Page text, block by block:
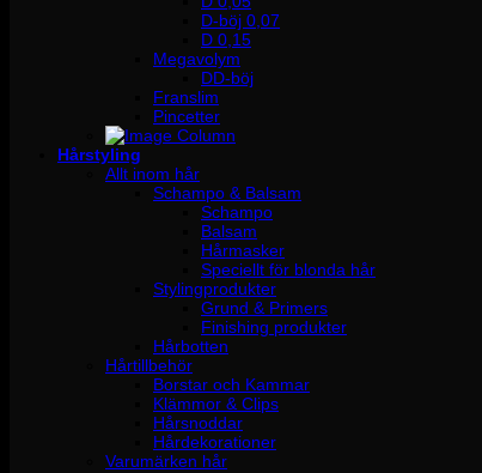
D-böj 0,07
D 0,15
Megavolym
DD-böj
Franslim
Pincetter
Hårstyling
Allt inom hår
Schampo & Balsam
Schampo
Balsam
Hårmasker
Speciellt för blonda hår
Stylingprodukter
Grund & Primers
Finishing produkter
Hårbotten
Hårtillbehör
Borstar och Kammar
Klämmor & Clips
Hårsnoddar
Hårdekorationer
Varumärken hår